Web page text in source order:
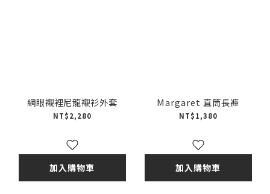
網眼襯裡尼龍襯衫外套
NT$2,280
加入購物車
Margaret 直筒長褲
NT$1,380
加入購物車